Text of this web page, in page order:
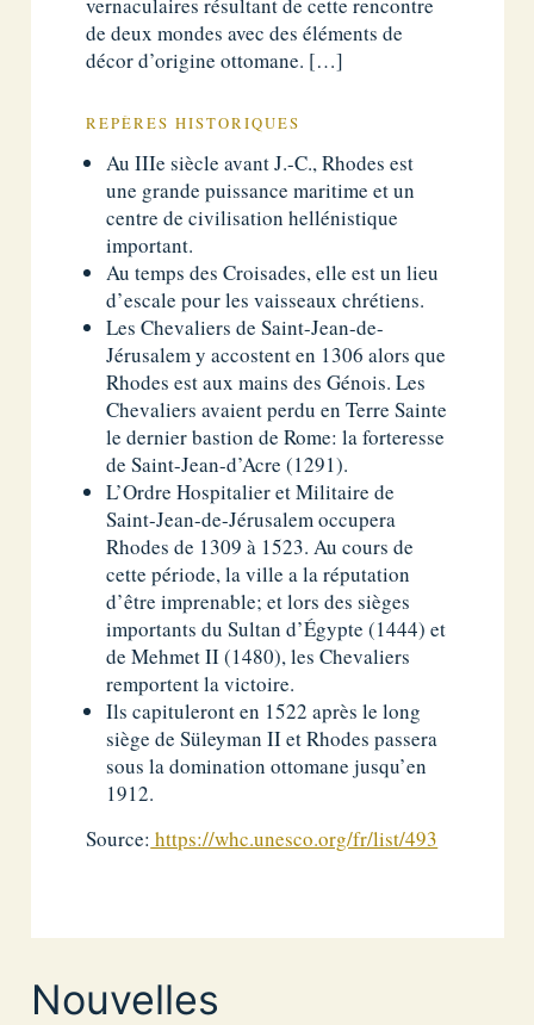
de deux mondes avec des éléments de
décor d’origine ottomane. […]
REPÈRES HISTORIQUES
Au IIIe siècle avant J.-C., Rhodes est
une grande puissance maritime et un
centre de civilisation hellénistique
important.
Au temps des Croisades, elle est un lieu
d’escale pour les vaisseaux chrétiens.
Les Chevaliers de Saint-Jean-de-
Jérusalem y accostent en 1306 alors que
Rhodes est aux mains des Génois. Les
Chevaliers avaient perdu en Terre Sainte
le dernier bastion de Rome: la forteresse
de Saint-Jean-d’Acre (1291).
L’Ordre Hospitalier et Militaire de
Saint-Jean-de-Jérusalem occupera
Rhodes de 1309 à 1523. Au cours de
cette période, la ville a la réputation
d’être imprenable; et lors des sièges
importants du Sultan d’Égypte (1444) et
de Mehmet II (1480), les Chevaliers
remportent la victoire.
Ils capituleront en 1522 après le long
siège de Süleyman II et Rhodes passera
sous la domination ottomane jusqu’en
1912.
Source: https://whc.unesco.org/fr/list/493
Nouvelles